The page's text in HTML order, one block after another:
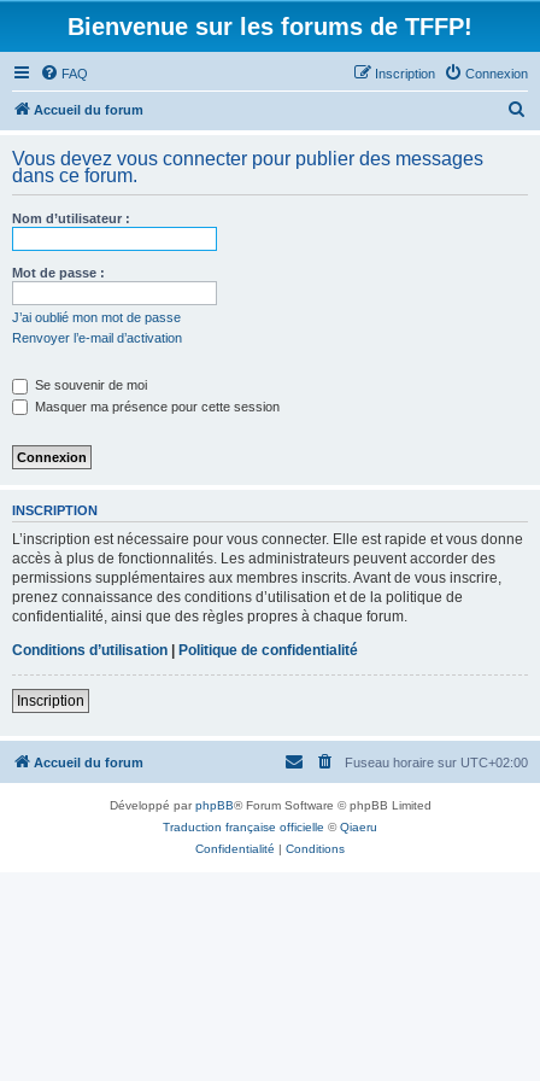
Bienvenue sur les forums de TFFP!
FAQ Connexion
Inscription
Accueil du forum
h
Vous devez vous connecter pour publier des messages
dans ce forum.
Nom d’utilisateur :
Mot de passe :
J’ai oublié mon mot de passe
Renvoyer l’e-mail d’activation
Se souvenir de moi
Masquer ma présence pour cette session
INSCRIPTION
L’inscription est nécessaire pour vous connecter. Elle est rapide et vous donne
accès à plus de fonctionnalités. Les administrateurs peuvent accorder des
permissions supplémentaires aux membres inscrits. Avant de vous inscrire,
prenez connaissance des conditions d’utilisation et de la politique de
confidentialité, ainsi que des règles propres à chaque forum.
Conditions d’utilisation | Politique de confidentialité
Inscription
Accueil du forum Fuseau horaire sur UTC+02:00
Développé parphpBB® Forum Software © phpBB Limited
Traduction française officielle ©Qiaeru
Confidentialité | Conditions